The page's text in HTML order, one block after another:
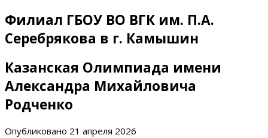
Филиал ГБОУ ВО ВГК им. П.А.
Серебрякова в г. Камышин
Казанская Олимпиада имени
Александра Михайловича
Родченко
Опубликовано 21 апреля 2026